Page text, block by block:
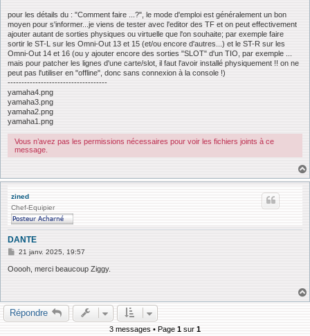
pour les détails du : "Comment faire ...?", le mode d'emploi est généralement un bon
moyen pour s'informer...je viens de tester avec l'editor des TF et on peut effectivement
ajouter autant de sorties physiques ou virtuelle que l'on souhaite; par exemple faire
sortir le ST-L sur les Omni-Out 13 et 15 (et/ou encore d'autres...) et le ST-R sur les
Omni-Out 14 et 16 (ou y ajouter encore des sorties "SLOT" d'un TIO, par exemple ...
mais pour patcher les lignes d'une carte/slot, il faut l'avoir installé physiquement !! on ne
peut pas l'utiliser en "offline", donc sans connexion à la console !)
------------------------------------
yamaha4.png
yamaha3.png
yamaha2.png
yamaha1.png
Vous n’avez pas les permissions nécessaires pour voir les fichiers joints à ce
message.
zined
Chef-Equipier
DANTE
M
s
e
21 janv. 2025, 19:57
Ooooh, merci beaucoup Ziggy.
Répondre
3 messages • Page 1 sur 1